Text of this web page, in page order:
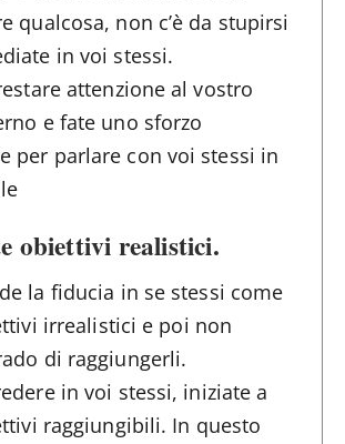
qualcosa, non c’è da stupirsi
in voi stessi.
attenzione al vostro
e fate uno sforzo
per parlare con voi stessi in
obiettivi realistici.
la fiducia in se stessi come
irrealistici e poi non
di raggiungerli.
in voi stessi, iniziate a
raggiungibili. In questo